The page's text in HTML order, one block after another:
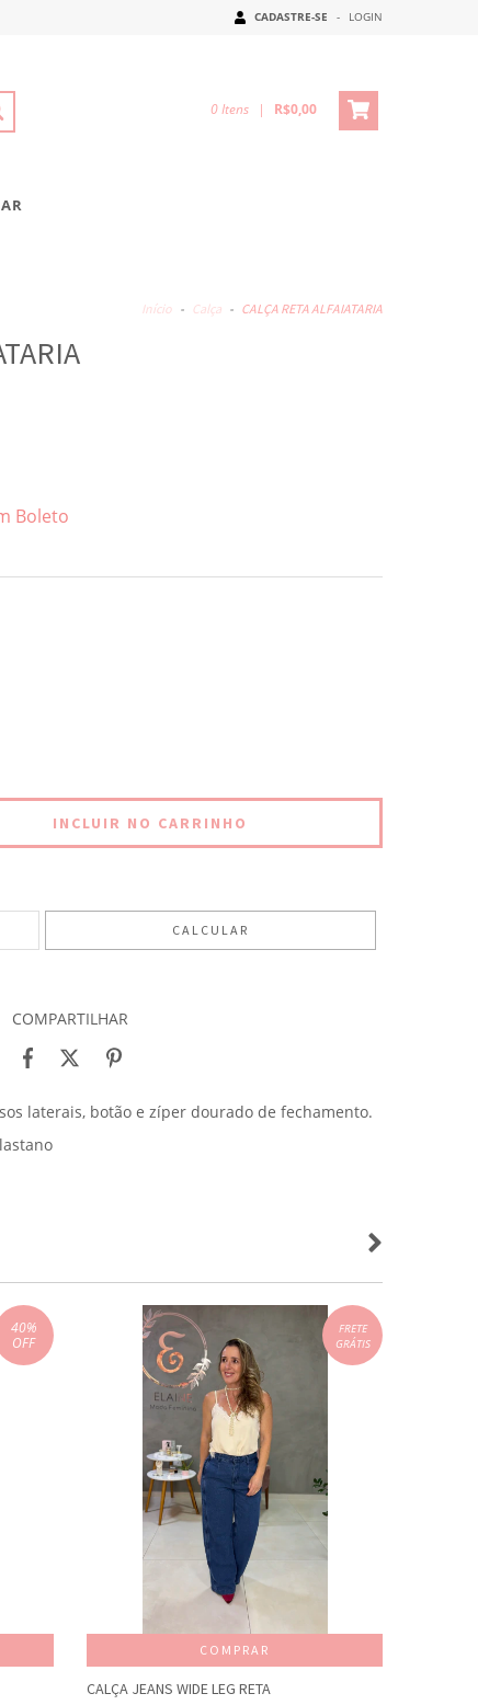
CADASTRE-SE - LOGIN
0Itens | R$0,00
Início - Calça - CALÇA RETA ALFAIATARIA
Boleto
CALCULAR
COMPARTILHAR
laterais, botão e zíper dourado de fechamento.
40%
OFF
FRETE
GRÁTIS
COMPRAR
CALÇA JEANS WIDE LEG RETA